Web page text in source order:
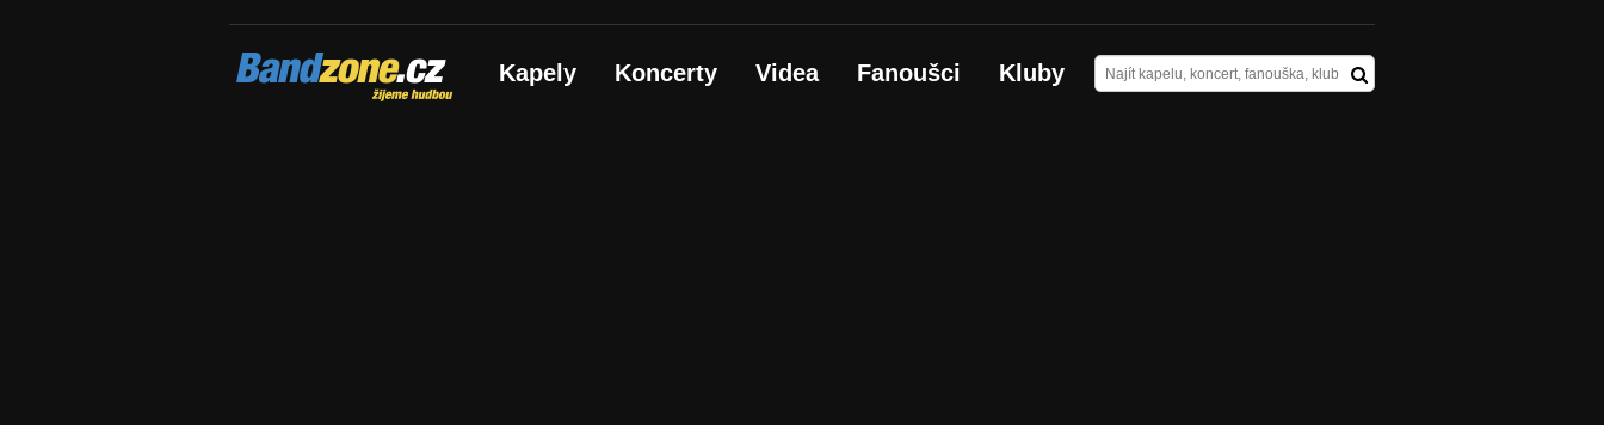
Bandzone.cz
žijeme hudbou Kapely Koncerty Videa Fanoušci Kluby